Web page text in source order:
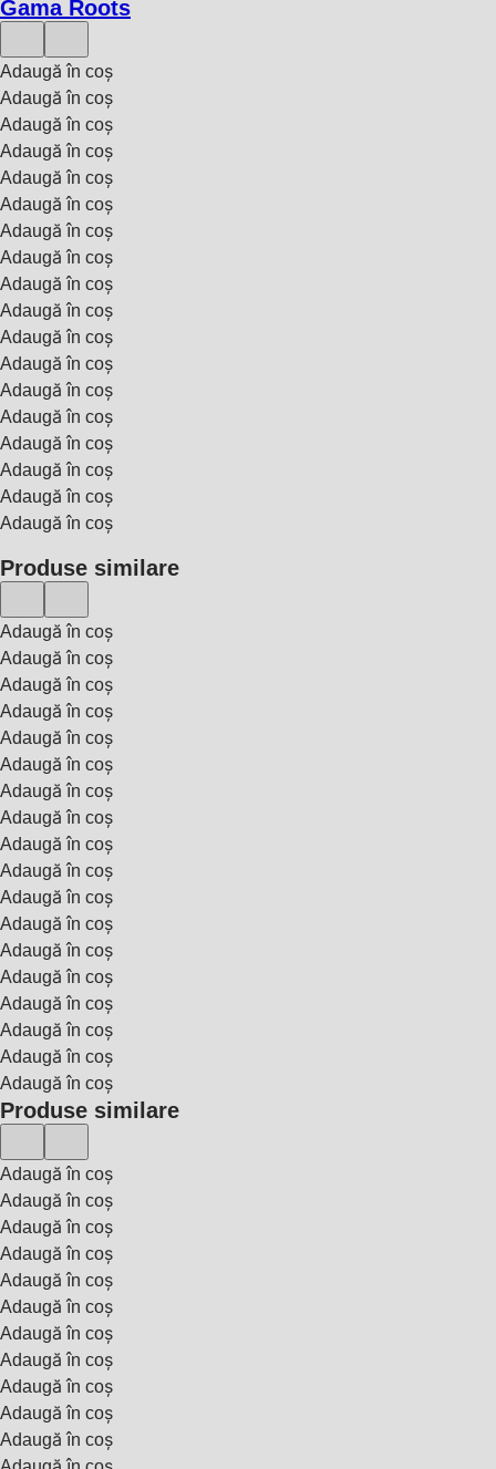
Gama Roots
Adaugă în coș
Adaugă în coș
Adaugă în coș
Adaugă în coș
Adaugă în coș
Adaugă în coș
Adaugă în coș
Adaugă în coș
Adaugă în coș
Adaugă în coș
Adaugă în coș
Adaugă în coș
Adaugă în coș
Adaugă în coș
Adaugă în coș
Adaugă în coș
Adaugă în coș
Adaugă în coș
Produse similare
Adaugă în coș
Adaugă în coș
Adaugă în coș
Adaugă în coș
Adaugă în coș
Adaugă în coș
Adaugă în coș
Adaugă în coș
Adaugă în coș
Adaugă în coș
Adaugă în coș
Adaugă în coș
Adaugă în coș
Adaugă în coș
Adaugă în coș
Adaugă în coș
Adaugă în coș
Adaugă în coș
Produse similare
Adaugă în coș
Adaugă în coș
Adaugă în coș
Adaugă în coș
Adaugă în coș
Adaugă în coș
Adaugă în coș
Adaugă în coș
Adaugă în coș
Adaugă în coș
Adaugă în coș